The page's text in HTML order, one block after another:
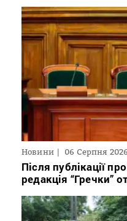
Новини 06 Серпня 2026
Після публікації
редакція “Гречки”